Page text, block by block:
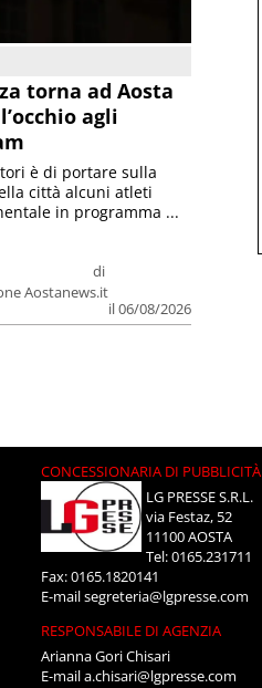
torna ad Aosta
agli
di
Aostanews.it
il 06/08/2026
è di portare sulla
città alcuni atleti
in programma ...
CONCESSIONARIA DI PUBBLICITÀ
LG PRESSE S.R.L.
via Festaz, 52
11100 AOSTA
Tel: 0165.231711
Fax: 0165.1820141
E-mailsegreteria@lgpresse.com
RESPONSABILE DI AGENZIA
Arianna Gori Chisari
E-maila.chisari@lgpresse.com